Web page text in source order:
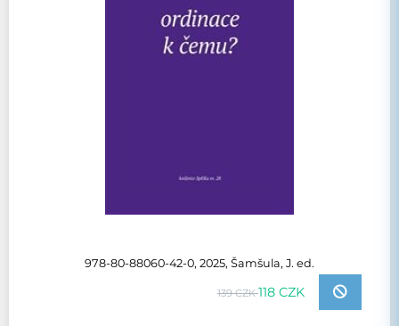
978-80-88060-42-0, 2025, Šamšula, J. ed.
139 CZK118 CZK